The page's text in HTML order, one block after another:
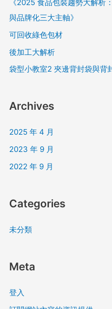
《2025 食品包裝趨勢大解析
與品牌化三大主軸》
可回收綠色包材
後加工大解析
袋型小教室2 夾邊背封袋與背
Archives
2025 年 4 月
2023 年 9 月
2022 年 9 月
Categories
未分類
Meta
登入